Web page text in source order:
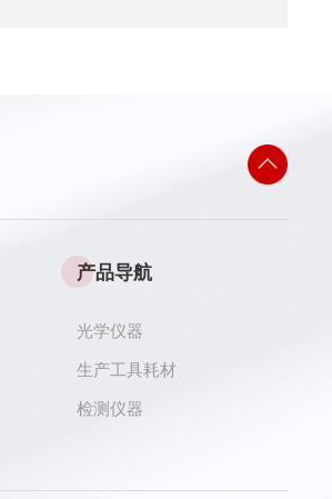
产品导航
光学仪器
生产工具耗材
检测仪器